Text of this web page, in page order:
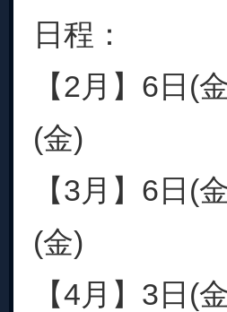
日程：
【2月】6日(
(金)
【3月】6日(
(金)
【4月】3日(